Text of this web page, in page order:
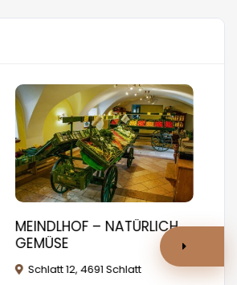
MEINDLHOF – NATÜRLICH
GEMÜSE
Schlatt 12, 4691 Schlatt